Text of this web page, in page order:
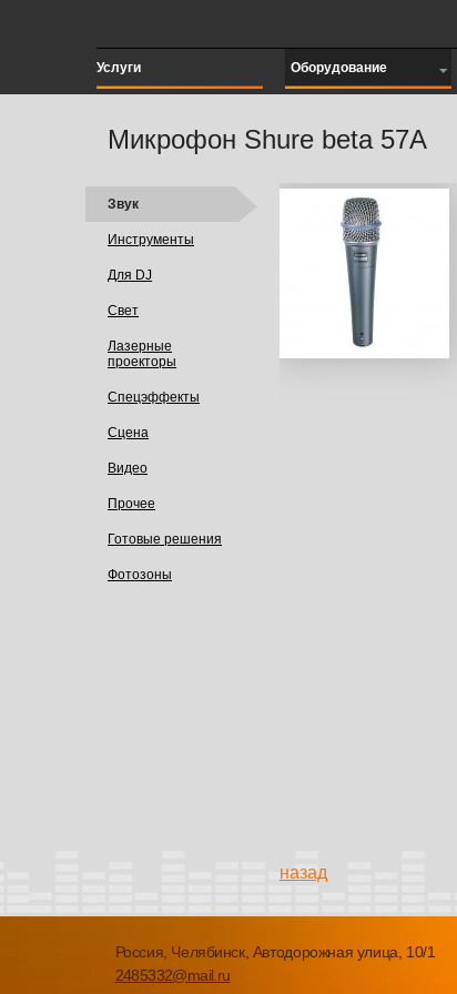
Услуги Оборудование
Микрофон Shure beta 57A
Звук
Инструменты
Для DJ
Свет
Лазерные
проекторы
Спецэффекты
Сцена
Видео
Прочее
Готовые решения
Фотозоны
назад
Россия, Челябинск, Автодорожная улица, 10/1
2485332@mail.ru